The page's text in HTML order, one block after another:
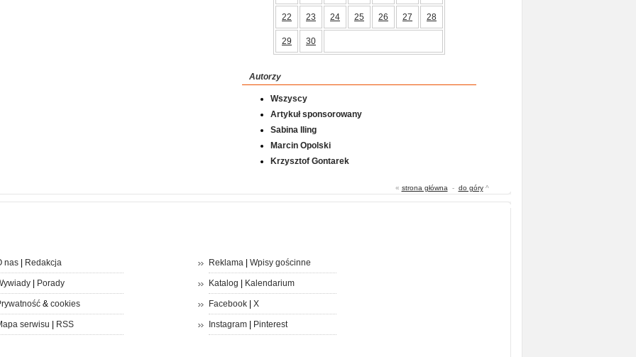
22 23 24 25 26 27 28
29 30
Autorzy
Wszyscy
Artykuł sponsorowany
Sabina Iling
Marcin Opolski
Krzysztof Gontarek
« strona główna - do góry^
nas| Redakcja
| Porady
& cookies
serwisu RSS
Reklama| Wpisy gościnne
Katalog Kalendarium
Facebook| X
Instagram| Pinterest